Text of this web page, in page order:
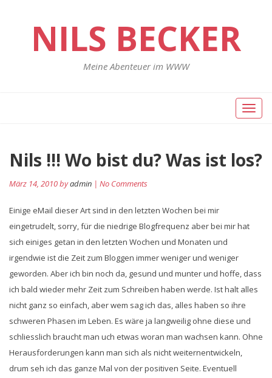
NILS BECKER
Meine Abenteuer im WWW
Toggle
Nils !!! Wo bist du? Was ist los?
März 14, 2010 byadmin | No Comments
Einige eMail dieser Art sind in den letzten Wochen bei mir
eingetrudelt, sorry, für die niedrige Blogfrequenz aber bei mir hat
sich einiges getan in den letzten Wochen und Monaten und
irgendwie ist die Zeit zum Bloggen immer weniger und weniger
geworden. Aber ich bin noch da, gesund und munter und hoffe, dass
ich bald wieder mehr Zeit zum Schreiben haben werde. Ist halt alles
nicht ganz so einfach, aber wem sag ich das, alles haben so ihre
schweren Phasen im Leben. Es wäre ja langweilig ohne diese und
schliesslich braucht man uch etwas woran man wachsen kann. Ohne
Herausforderungen kann man sich als nicht weiternentwickeln,
drum seh ich das ganze Mal von der positiven Seite. Eventuell